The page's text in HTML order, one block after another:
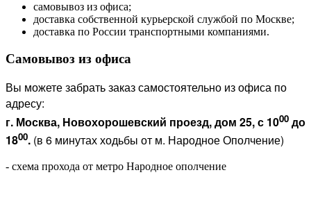
самовывоз из офиса;
доставка собственной курьерской службой по Москве;
доставка по России транспортными компаниями.
Самовывоз из офиса
Вы можете забрать заказ самостоятельно из офиса по
адресу:
г. Москва, Новохорошевский проезд, дом 25, с 1000 до
1800. (в 6 минутах ходьбы от м. Народное Ополчение)
- схема прохода от метро Народное ополчение